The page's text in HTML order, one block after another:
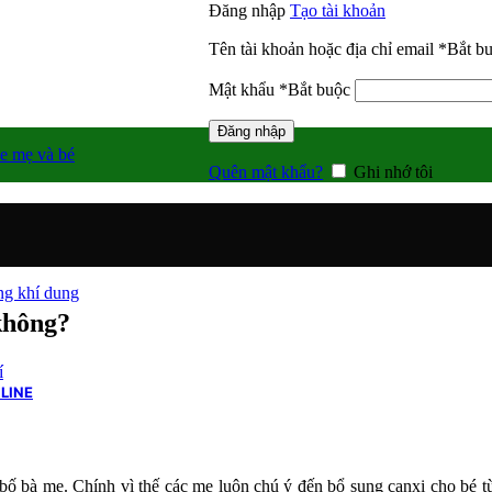
Đăng nhập Tạo tài khoản
Tên tài khoản hoặc địa chỉ email *Bắt
Mật khẩu *Bắt buộc
Đăng nhập
Quên mật khẩu? Ghi nhớ tôi
mẹ và bé
khí dung
bà mẹ. Chính vì thế các mẹ luôn chú ý đến bổ sung canxi cho bé